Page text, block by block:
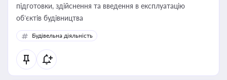
підготовки, здійснення та введення в експлуатацію
об’єктів будівництва
Будівельна діяльність